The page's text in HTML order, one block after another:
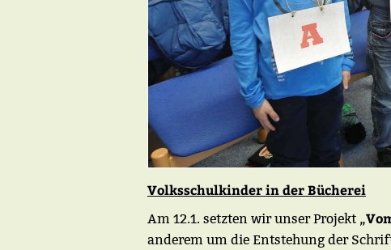
Volksschulkinder in der Bücherei
Am 12.1. setzten wir unser Projekt „
anderem um die Entstehung der